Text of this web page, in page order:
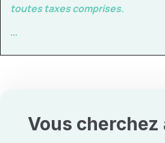
toutes taxes comprises.
...
Vous cherchez